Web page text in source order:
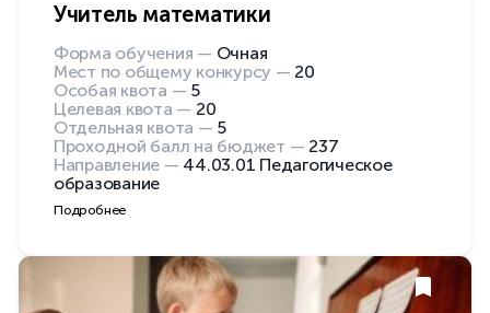
Учитель математики
Форма обучения — Очная
Мест по общему конкурсу — 20
Особая квота — 5
Целевая квота — 20
Отдельная квота — 5
Проходной балл на бюджет — 237
Направление — 44.03.01 Педагогическое
образование
Подробнее